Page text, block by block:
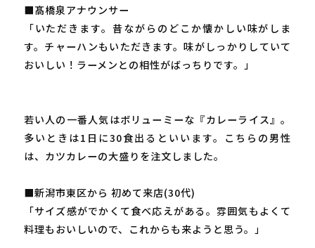
■髙橋泉アナウンサー
「いただきます。昔ながらのどこか懐かしい味がしま
す。チャーハンもいただきます。味がしっかりしていて
おいしい！ラーメンとの相性がばっちりです。」
若い人の一番人気はボリューミーな『カレーライス』。
多いときは1日に30食出るといいます。こちらの男性
は、カツカレーの大盛りを注文しました。
■新潟市東区から 初めて来店(30代)
「サイズ感がでかくて食べ応えがある。雰囲気もよくて
料理もおいしいので、これからも来ようと思う。」